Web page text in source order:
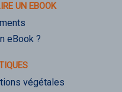
UN EBOOK
eBook ?
végétales